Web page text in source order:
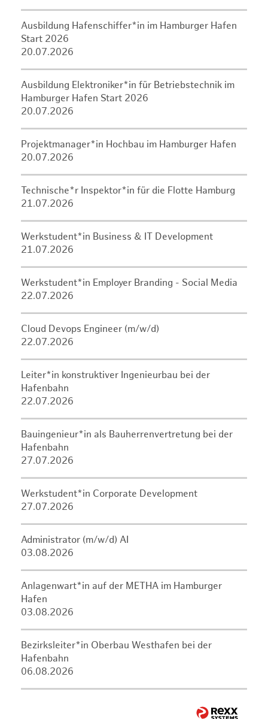
Ausbildung Hafenschiffer*in im Hamburger Hafen
Start 2026
20.07.2026
Ausbildung Elektroniker*in für Betriebstechnik im
Hamburger Hafen Start 2026
20.07.2026
Projektmanager*in Hochbau im Hamburger Hafen
20.07.2026
Technische*r Inspektor*in für die Flotte Hamburg
21.07.2026
Werkstudent*in Business & IT Development
21.07.2026
Werkstudent*in Employer Branding - Social Media
22.07.2026
Cloud Devops Engineer (m/w/d)
22.07.2026
Leiter*in konstruktiver Ingenieurbau bei der
Hafenbahn
22.07.2026
Bauingenieur*in als Bauherrenvertretung bei der
Hafenbahn
27.07.2026
Werkstudent*in Corporate Development
27.07.2026
Administrator (m/w/d) AI
03.08.2026
Anlagenwart*in auf der METHA im Hamburger
Hafen
03.08.2026
Bezirksleiter*in Oberbau Westhafen bei der
Hafenbahn
06.08.2026